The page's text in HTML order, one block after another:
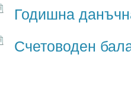
Годишна
Счетоводен